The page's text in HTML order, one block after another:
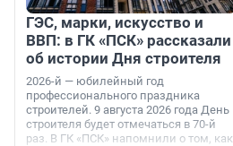
ГЭС, марки, искусство и
ВВП: в ГК «ПСК» рассказали
об истории Дня строителя
2026-й — юбилейный год
профессионального праздника
строителей. 9 августа 2026 года День
строителя будет отмечаться в 70-й
раз. В ГК «ПСК» напомнили о том, как